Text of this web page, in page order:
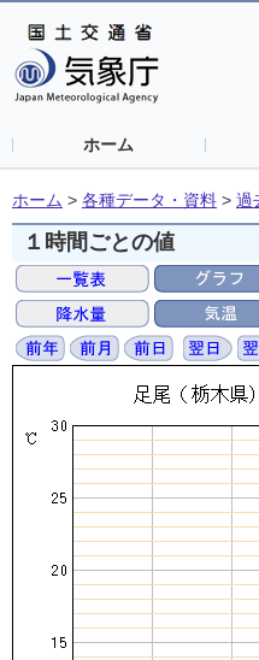
ホーム
ホーム > 各種データ・資料 > 過
１時間ごとの値